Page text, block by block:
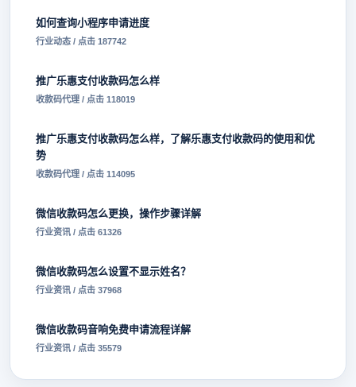
如何查询小程序申请进度
行业动态 / 点击 187742
推广乐惠支付收款码怎么样
收款码代理 / 点击 118019
推广乐惠支付收款码怎么样，了解乐惠支付收款码的使用和优
势
收款码代理 / 点击 114095
微信收款码怎么更换，操作步骤详解
行业资讯 / 点击 61326
微信收款码怎么设置不显示姓名？
行业资讯 / 点击 37968
微信收款码音响免费申请流程详解
行业资讯 / 点击 35579